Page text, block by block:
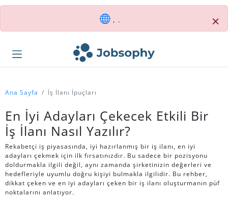
, . ×
Ana Sayfa İş İlanı İpuçları
En İyi Adayları Çekecek Etkili Bir
İş İlanı Nasıl Yazılır?
Rekabetçi iş piyasasında, iyi hazırlanmış bir iş ilanı, en iyi
adayları çekmek için ilk fırsatınızdır. Bu sadece bir pozisyonu
doldurmakla ilgili değil, aynı zamanda şirketinizin değerleri ve
hedefleriyle uyumlu doğru kişiyi bulmakla ilgilidir. Bu rehber,
dikkat çeken ve en iyi adayları çeken bir iş ilanı oluşturmanın püf
noktalarını anlatıyor.